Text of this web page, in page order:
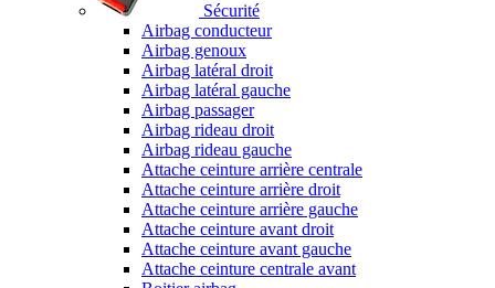
Sécurité
Airbag conducteur
Airbag genoux
Airbag latéral droit
Airbag latéral gauche
Airbag passager
Airbag rideau droit
Airbag rideau gauche
Attache ceinture arrière centrale
Attache ceinture arrière droit
Attache ceinture arrière gauche
Attache ceinture avant droit
Attache ceinture avant gauche
Attache ceinture centrale avant